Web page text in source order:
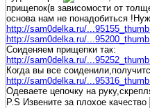
прищепок(в зависомости от
основа нам не понадобиться
http://sam0delka.ru/
http://sam0delka.ru/
Соиденяем прищепки так:
http://sam0delka.ru/
Когда вы все
http://sam0delka.ru/
Одеваете цепочку на
P.S Извените за плохое качество